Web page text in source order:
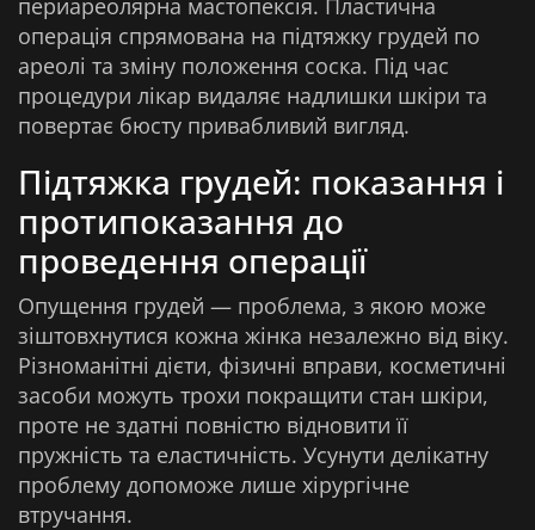
периареолярна мастопексія. Пластична
операція спрямована на підтяжку грудей по
ареолі та зміну положення соска. Під час
процедури лікар видаляє надлишки шкіри та
повертає бюсту привабливий вигляд.
Підтяжка грудей: показання і
протипоказання до
проведення операції
Опущення грудей — проблема, з якою може
зіштовхнутися кожна жінка незалежно від віку.
Різноманітні дієти, фізичні вправи, косметичні
засоби можуть трохи покращити стан шкіри,
проте не здатні повністю відновити її
пружність та еластичність. Усунути делікатну
проблему допоможе лише хірургічне
втручання.